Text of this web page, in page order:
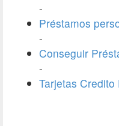
-
Préstamos
-
Conseguir
-
Tarjetas